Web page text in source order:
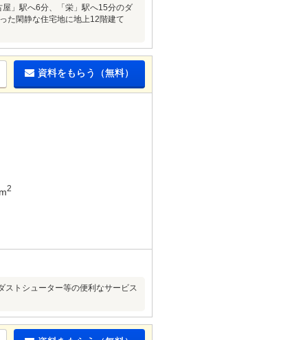
」駅へ6分、「栄」駅へ15分のダ
た閑静な住宅地に地上12階建て
資料をもらう（無料）
2
ストシューター等の便利なサービス